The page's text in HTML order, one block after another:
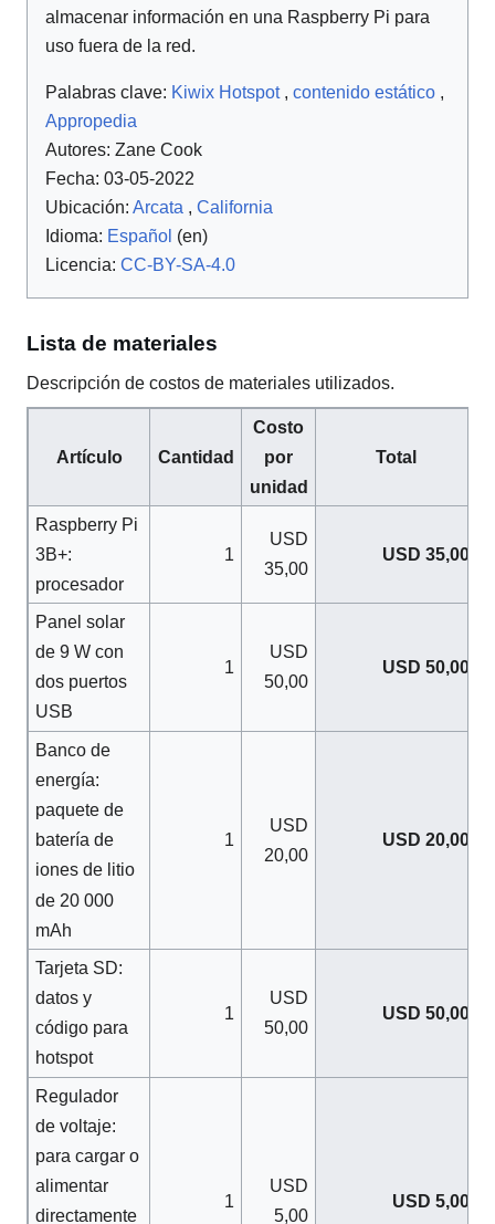
almacenar información en una Raspberry Pi para
uso fuera de la red.
Palabras clave: Kiwix Hotspot, contenido estático ,
Appropedia
Autores: Zane Cook
Fecha: 03-05-2022
Ubicación: Arcata , California
Idioma: Español (en)
Licencia: CC-BY-SA-4.0
Lista de materiales
Descripción de costos de materiales utilizados.
Artículo Cantidad
Costo
por
unidad
Total
Raspberry Pi
3B+:
procesador
1
USD
35,00
USD 35,00
Panel solar
de 9 W con
dos puertos
USB
1
USD
50,00
USD 50,00
Banco de
energía:
paquete de
batería de
iones de litio
de 20 000
mAh
1
USD
20,00
USD 20,00
Tarjeta SD:
datos y
código para
hotspot
1
USD
50,00
USD 50,00
Regulador
de voltaje:
para cargar o
alimentar
directamente
1
USD
5,00
USD 5,00